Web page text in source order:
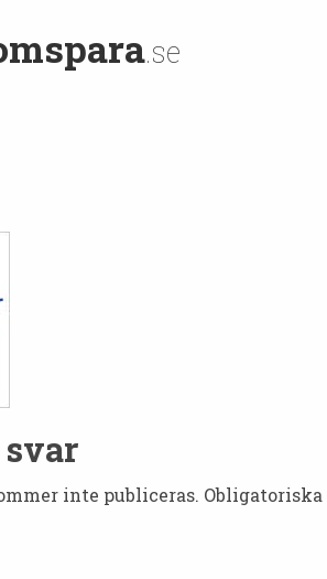
.se
inte publiceras. Obligatoriska